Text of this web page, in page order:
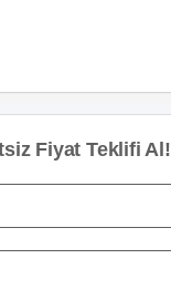
Fiyat Teklifi Al!